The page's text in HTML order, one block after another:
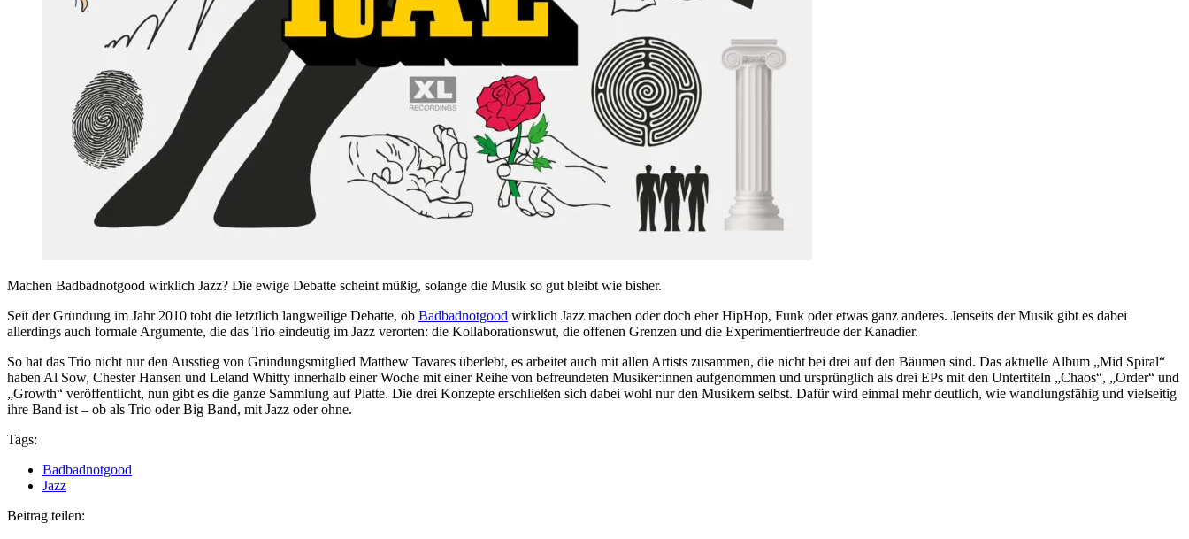
Machen Badbadnotgood wirklich Jazz? Die ewige Debatte scheint müßig, solange die Musik so gut bleibt wie bisher.
Seit der Gründung im Jahr 2010 tobt die letztlich langweilige Debatte, ob Badbadnotgood wirklich Jazz machen oder doch eher HipHop, Funk oder etwas ganz anderes. Jenseits der Musik gibt es dabei
allerdings auch formale Argumente, die das Trio eindeutig im Jazz verorten: die Kollaborationswut, die offenen Grenzen und die Experimentierfreude der Kanadier.
So hat das Trio nicht nur den Ausstieg von Gründungsmitglied Matthew Tavares überlebt, es arbeitet auch mit allen Artists zusammen, die nicht bei drei auf den Bäumen sind. Das aktuelle Album „Mid Spiral“
haben Al Sow, Chester Hansen und Leland Whitty innerhalb einer Woche mit einer Reihe von befreundeten Musiker:innen aufgenommen und ursprünglich als drei EPs mit den Untertiteln „Chaos“, „Order“ und
„Growth“ veröffentlicht, nun gibt es die ganze Sammlung auf Platte. Die drei Konzepte erschließen sich dabei wohl nur den Musikern selbst. Dafür wird einmal mehr deutlich, wie wandlungsfähig und vielseitig
ihre Band ist – ob als Trio oder Big Band, mit Jazz oder ohne.
Tags:
Badbadnotgood
Jazz
Beitrag teilen: